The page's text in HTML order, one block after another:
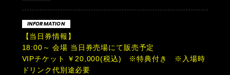
INFORMATION
【当日券情報】
18:00～ 会場 当日券売場にて販売予定
VIPチケット ￥20,000(税込) ※特典付き ※入場時
ドリンク代別途必要